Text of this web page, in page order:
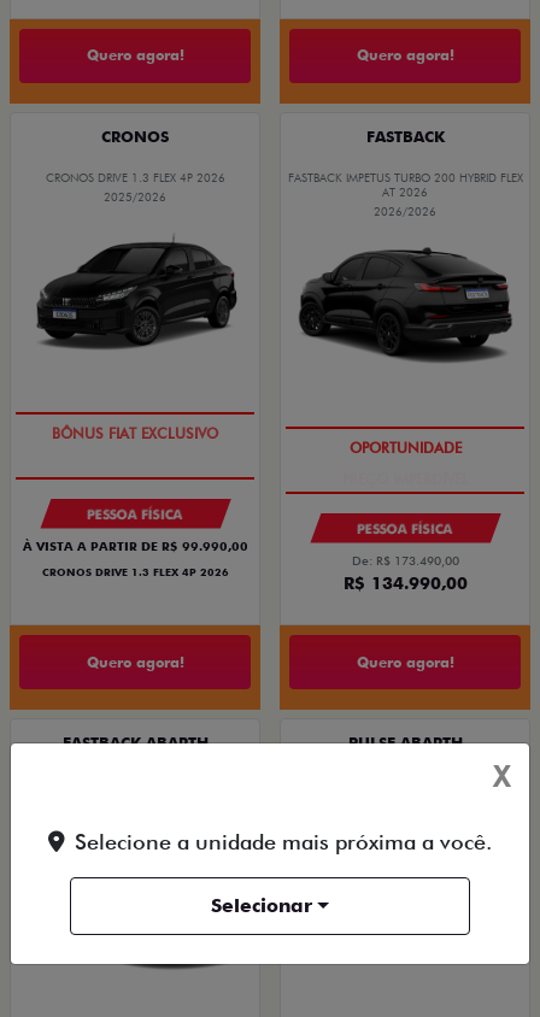
Quero agora! Quero agora!
CRONOS
CRONOS DRIVE 1.3 FLEX 4P 2026
2025/2026
SUPER DESCONTO
PESSOA FÍSICA
À VISTA A PARTIR DE R$ 99.990,00
CRONOS DRIVE 1.3 FLEX 4P 2026
Quero agora!
FASTBACK
FASTBACK IMPETUS TURBO 200 HYBRID FLEX
AT 2026
2026/2026
PREÇO IMPERDÍVEL
PESSOA FÍSICA
De: R$ 173.490,00
R$ 134.990,00
Quero agora!
FASTBACK ABARTH PULSE ABARTH
PULSE ABARTH TURBO 270 FLEX AT 4P 2026
X
Selecione a unidade mais próxima a você.
Selecionar